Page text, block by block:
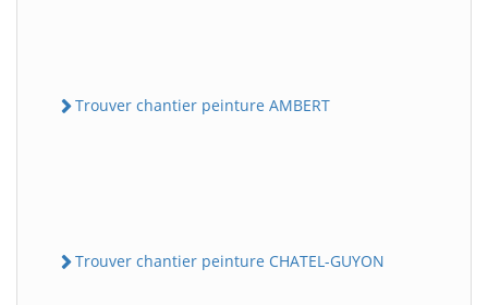
Trouver chantier peinture AMBERT
Trouver chantier peinture CHATEL-GUYON